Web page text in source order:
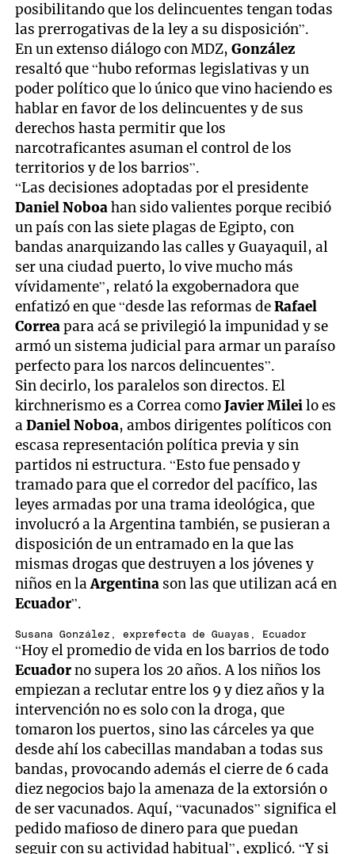
posibilitando que los delincuentes tengan todas
las prerrogativas de la ley a su disposición”.
En un extenso diálogo con MDZ,González
resaltó que “hubo reformas legislativas y un
poder político que lo único que vino haciendo es
hablar en favor de los delincuentes y de sus
derechos hasta permitir que los
narcotraficantes asuman el control de los
territorios y de los barrios”.
“Las decisiones adoptadas por el presidente
Daniel Noboahan sido valientes porque recibió
un país con las siete plagas de Egipto, con
bandas anarquizando las calles y Guayaquil, al
ser una ciudad puerto, lo vive mucho más
vívidamente”, relató la exgobernadora que
enfatizó en que “desde las reformas deRafael
Correapara acá se privilegió la impunidad y se
armó un sistema judicial para armar un paraíso
perfecto para los narcos delincuentes”.
Sin decirlo, los paralelos son directos. El
kirchnerismo es a Correa comoJavier Mileilo es
aDaniel Noboa, ambos dirigentes políticos con
escasa representación política previa y sin
partidos ni estructura. “Esto fue pensado y
tramado para que el corredor del pacífico, las
leyes armadas por una trama ideológica, que
involucró a la Argentina también, se pusieran a
disposición de un entramado en la que las
mismas drogas que destruyen a los jóvenes y
niños en laArgentina son las que utilizan acá en
Ecuador”.
Susana González, exprefecta de Guayas, Ecuador
“Hoy el promedio de vida en los barrios de todo
Ecuadorno supera los 20 años. A los niños los
empiezan a reclutar entre los 9 y diez años y la
intervención no es solo con la droga, que
tomaron los puertos, sino las cárceles ya que
desde ahí los cabecillas mandaban a todas sus
bandas, provocando además el cierre de 6 cada
diez negocios bajo la amenaza de la extorsión o
de ser vacunados. Aquí, “vacunados” significa el
pedido mafioso de dinero para que puedan
seguir con su actividad habitual”, explicó. “Y si